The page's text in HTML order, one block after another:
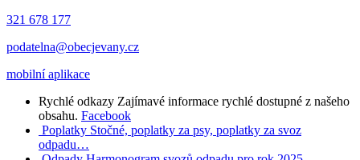
321 678 177
podatelna@obecjevany.cz
mobilní aplikace
Rychlé odkazy Zajímavé informace rychlé dostupné z našeho
obsahu. Facebook
Poplatky Stočné, poplatky za psy, poplatky za svoz
odpadu…